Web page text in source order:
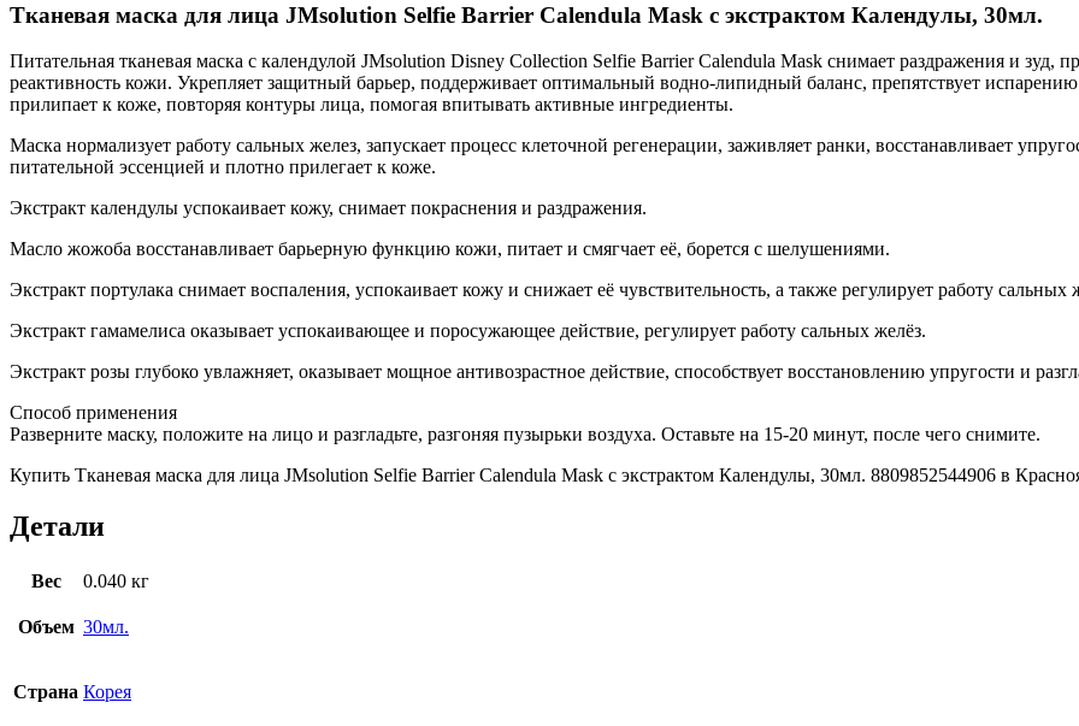
Тканевая маска для лица JMsolution Selfie Barrier Calendula Mask с экстрактом Календулы, 30мл.
Питательная тканевая маска с календулой JMsolution Disney Collection Selfie Barrier Calendula Mask снимает раздражения и зуд,
реактивность кожи. Укрепляет защитный барьер, поддерживает оптимальный водно-липидный баланс, препятствует
прилипает к коже, повторяя контуры лица, помогая впитывать активные ингредиенты.
Маска нормализует работу сальных желез, запускает процесс клеточной регенерации, заживляет ранки, восстанавливает
питательной эссенцией и плотно прилегает к коже.
Экстракт календулы успокаивает кожу, снимает покраснения и раздражения.
Масло жожоба восстанавливает барьерную функцию кожи, питает и смягчает её, борется с шелушениями.
Экстракт портулака снимает воспаления, успокаивает кожу и снижает её чувствительность, а также регулирует работу сальных
Экстракт гамамелиса оказывает успокаивающее и поросужающее действие, регулирует работу сальных желёз.
Экстракт розы глубоко увлажняет, оказывает мощное антивозрастное действие, способствует восстановлению упругости и
Способ применения
Разверните маску, положите на лицо и разгладьте, разгоняя пузырьки воздуха. Оставьте на 15-20 минут, после чего снимите.
Купить Тканевая маска для лица JMsolution Selfie Barrier Calendula Mask с экстрактом Календулы, 30мл. 8809852544906 в
Детали
Вес 0.040 кг
Объем 30мл.
Страна Корея